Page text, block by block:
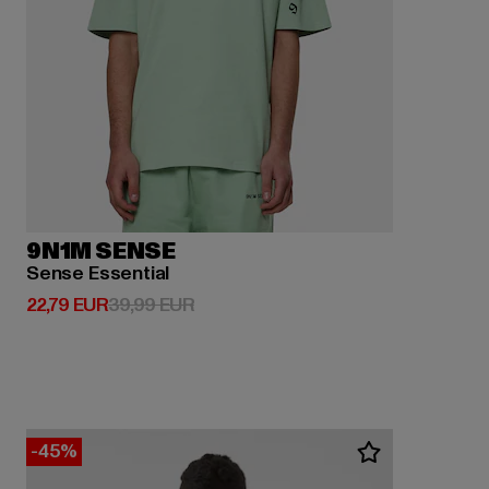
9N1M SENSE
Sense Essential
22,79 EUR
Derzeitiger Preis: 22,79 EUR
39,99 EURAktionspreis: 39,99 EUR
-45%